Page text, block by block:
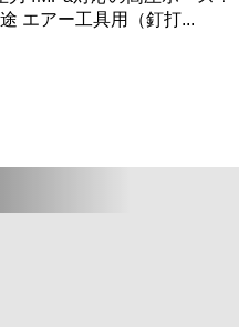
エアー工具用（釘打...